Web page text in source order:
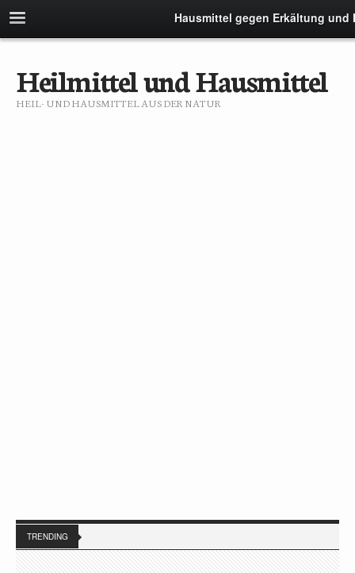
Hausmittel gegen Erkältung und
Heilmittel und Hausmittel
HEIL- UND HAUSMITTEL AUS DER NATUR
TRENDING